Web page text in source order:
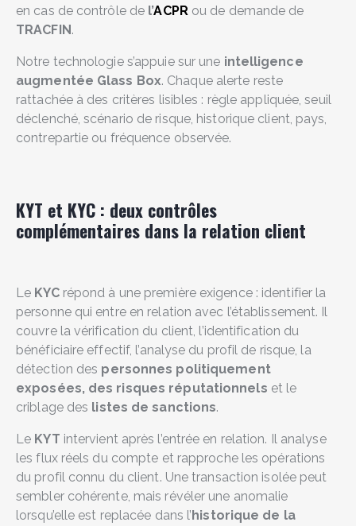
en cas de contrôle de l’ACPR ou de demande de
TRACFIN.
Notre technologie s’appuie sur une intelligence
augmentée Glass Box. Chaque alerte reste
rattachée à des critères lisibles : règle appliquée, seuil
déclenché, scénario de risque, historique client, pays,
contrepartie ou fréquence observée.
KYT et KYC : deux contrôles
complémentaires dans la relation client
Le KYCrépond à une première exigence : identifier la
personne qui entre en relation avec l’établissement. Il
couvre la vérification du client, l’identification du
bénéficiaire effectif, l’analyse du profil de risque, la
détection des personnes politiquement
exposées, des risques réputationnels et le
criblage des listes de sanctions.
Le KYT intervient après l’entrée en relation. Il analyse
les flux réels du compte et rapproche les opérations
du profil connu du client. Une transaction isolée peut
sembler cohérente, mais révéler une anomalie
lorsqu’elle est replacée dans l’historique de la